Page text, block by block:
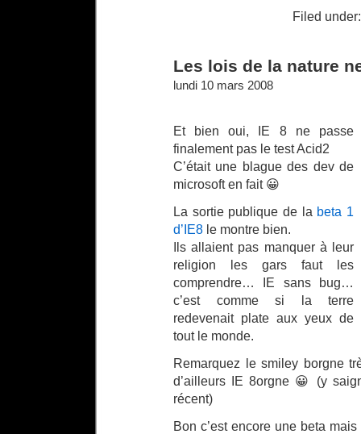
Filed under:
Les lois de la nature
lundi 10 mars 2008
Et bien oui, IE 8 ne passe
finalement pas le test Acid2
C’était une blague des dev de
microsoft en fait 😀
La sortie publique de la beta 1
d’IE8 le montre bien.
Ils allaient pas manquer à leur
religion les gars faut les
comprendre… IE sans bug…
c’est comme si la terre
redevenait plate aux yeux de
tout le monde.
Remarquez le smiley borgne
d’ailleurs IE 8orgne 😀 (y
récent)
Bon c’est encore une beta